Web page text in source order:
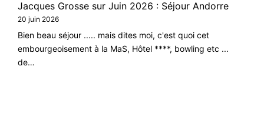
Jacques Grosse sur Juin 2026 : Séjour Andorre
20 juin 2026
Bien beau séjour ..... mais dites moi, c'est quoi cet
embourgeoisement à la MaS, Hôtel ****, bowling etc ...
de…